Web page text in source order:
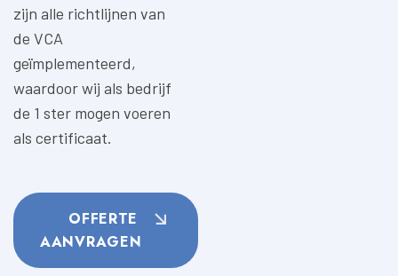
zijn alle richtlijnen van
de VCA
geïmplementeerd,
waardoor wij als bedrijf
de 1 ster mogen voeren
als certificaat.
OFFERTE
AANVRAGEN